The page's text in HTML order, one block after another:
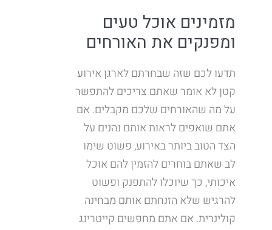
מזמינים אוכל טעים
ומפנקים את האורחים
תדעו לכם שזה שבחרתם לארגן אירוע
קטן לא אומר שאתם צריכים להתפשר
על מה שהאורחים שלכם מקבלים. אם
אתם שואפים לראות אותם נהנים על
הצד הטוב ביותר באירוע, פשוט שימו
לב שאתם בוחרים להזמין להם אוכל
איכותי, כך שיוכלו להתפנק ופשוט
להרגיש שלא הזנחתם אותם מבחינה
קולינרית. אם אתם מחפשים קייטרינג